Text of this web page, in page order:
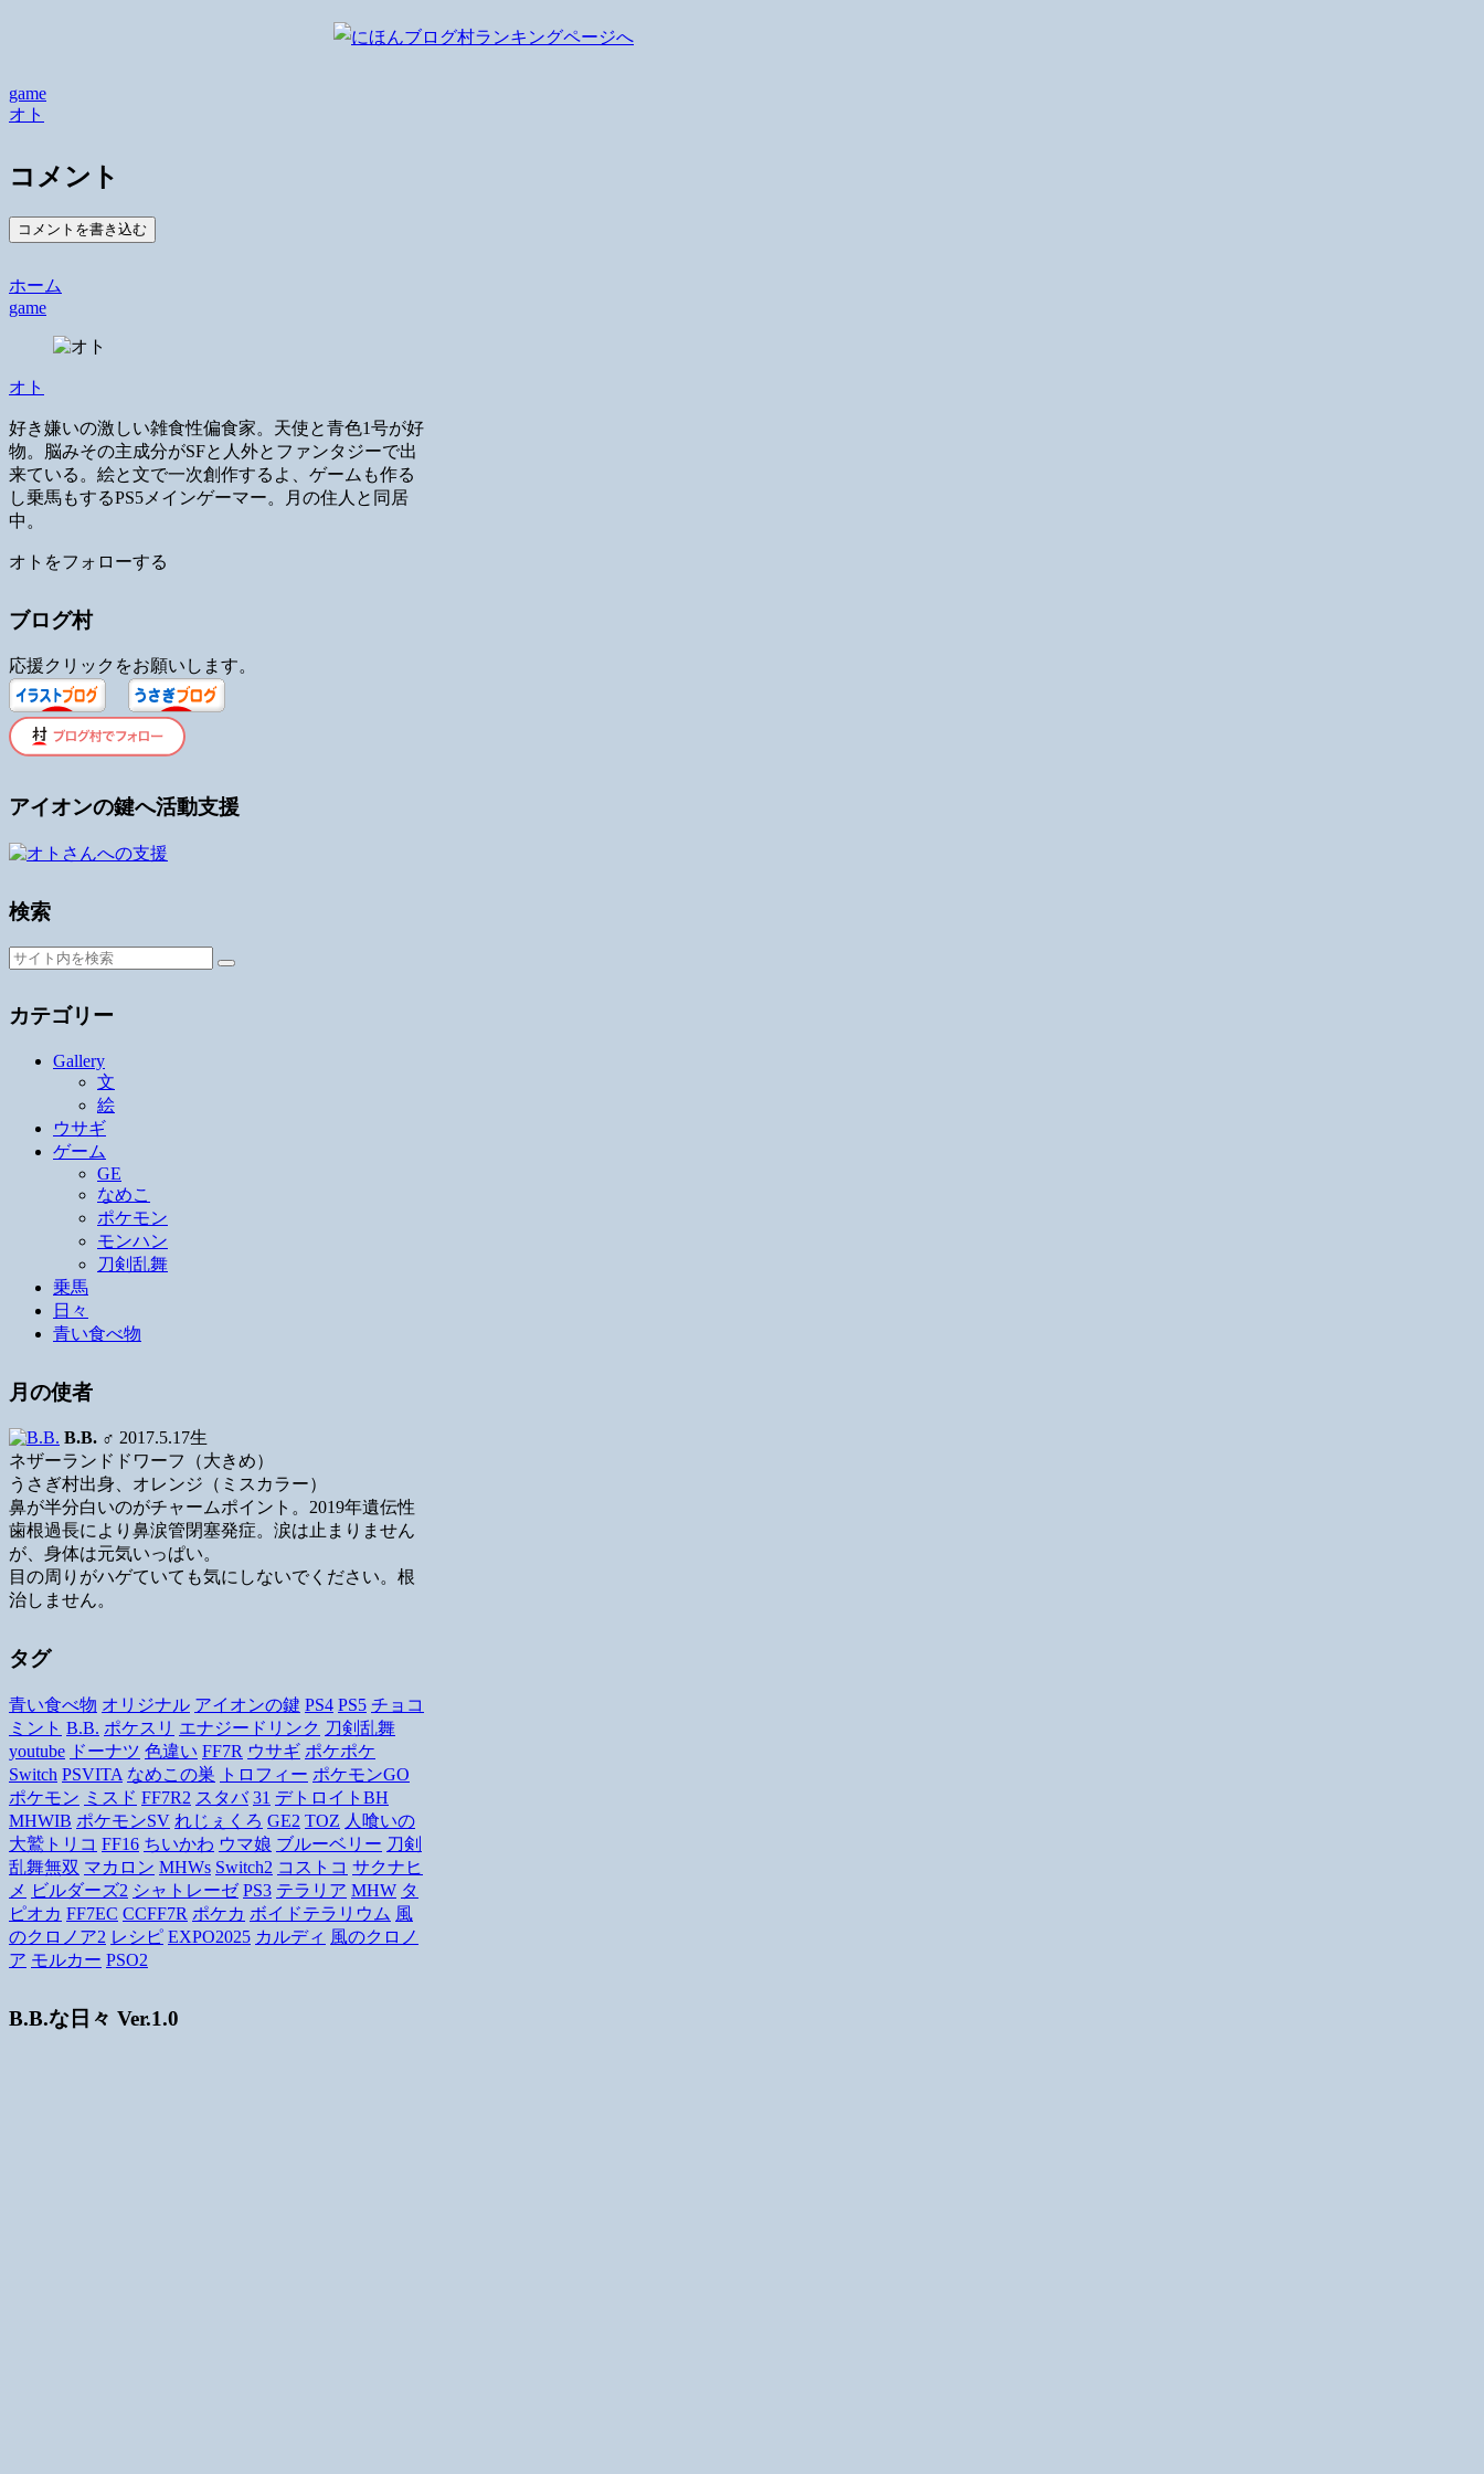
game
オト
コメント
コメントを書き込む
ホーム
game
オト
好き嫌いの激しい雑食性偏食家。天使と青色1号が好
物。脳みその主成分がSFと人外とファンタジーで出
来ている。絵と文で一次創作するよ、ゲームも作る
し乗馬もするPS5メインゲーマー。月の住人と同居
中。
オトをフォローする
ブログ村
応援クリックをお願いします。
アイオンの鍵へ活動支援
検索
カテゴリー
Gallery
文
絵
ウサギ
ゲーム
GE
なめこ
ポケモン
モンハン
刀剣乱舞
乗馬
日々
青い食べ物
月の使者
B.B. ♂ 2017.5.17生
ネザーランドドワーフ（大きめ）
うさぎ村出身、オレンジ（ミスカラー）
鼻が半分白いのがチャームポイント。2019年遺伝性
歯根過長により鼻涙管閉塞発症。涙は止まりません
が、身体は元気いっぱい。
目の周りがハゲていても気にしないでください。根
治しません。
タグ
青い食べ物 オリジナル アイオンの鍵 PS4 PS5 チョコ
ミント B.B. ポケスリ エナジードリンク 刀剣乱舞
youtube ドーナツ 色違い FF7R ウサギ ポケポケ
Switch PSVITA なめこの巣 トロフィー ポケモンGO
ポケモン ミスド FF7R2 スタバ 31 デトロイトBH
MHWIB ポケモンSV れじぇくろ GE2 TOZ 人喰いの
大鷲トリコ FF16 ちいかわ ウマ娘 ブルーベリー 刀剣
乱舞無双 マカロン MHWs Switch2 コストコ サクナヒ
メ ビルダーズ2 シャトレーゼ PS3 テラリア MHW タ
ピオカ FF7EC CCFF7R ポケカ ボイドテラリウム 風
のクロノア2 レシピ EXPO2025 カルディ 風のクロノ
ア モルカー PSO2
B.B.な日々 Ver.1.0